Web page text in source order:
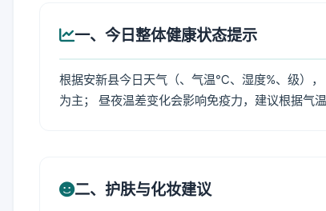
一、今日整体健康状态提示
根据安新县今日天气（、气温℃、湿度%、级）
为主； 昼夜温差变化会影响免疫力，建议根据气
二、护肤与化妆建议